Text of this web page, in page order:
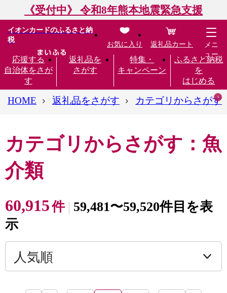
《受付中》 令和8年熊本地震緊急支援
イオンカードのふるさと納
税
応援する
自治体をさが
す
返礼品を
さがす
特集・
キャンペーン
ふるさと納税
を
はじめる
お気に入り 返礼品カート
メニ
ュー
HOME 返礼品をさがす カテゴリからさがす
カテゴリからさがす：魚
介類
60,915件
59,481〜59,520件目を表
示